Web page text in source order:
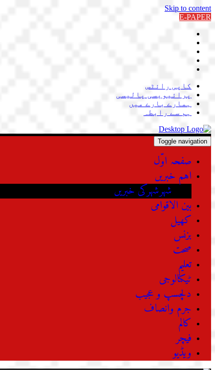
Skip to content
E-PAPER
کاپی رائٹس
پرائیویسی پالیسی
ہمارے بارے میں
ہم سے رابطہ
Toggle navigation
صفحہ اوّل
اہم خبریں
شہرشہرکی خبریں
بین الاقوامی
کھیل
بزنس
صحت
تعلیم
ٹیکنالوجی
دلچسپ و عجیب
جرم وانصاف
کالم
فیچر
ویڈیو